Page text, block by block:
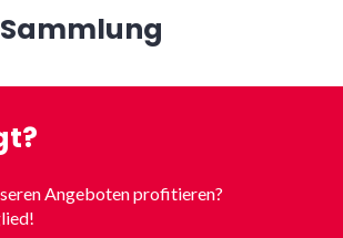
Angeboten profitieren?